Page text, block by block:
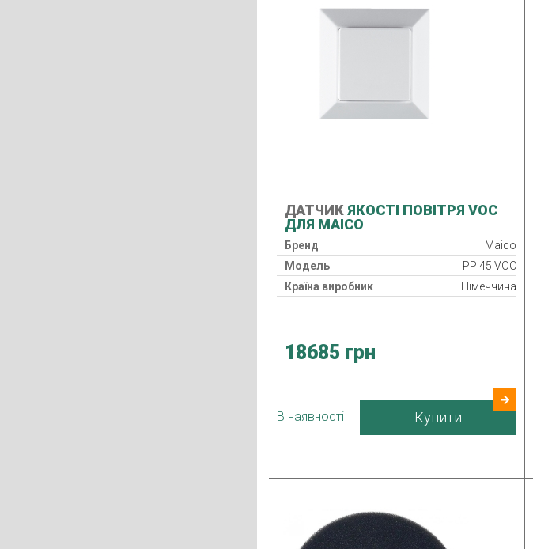
ДАТЧИК ЯКОСТІ ПОВІТРЯ VOC
ДЛЯ MAICO
Бренд
Maico
Модель
PP 45 VOC
Країна виробник
Німеччина
18685 грн
В наявності Купити